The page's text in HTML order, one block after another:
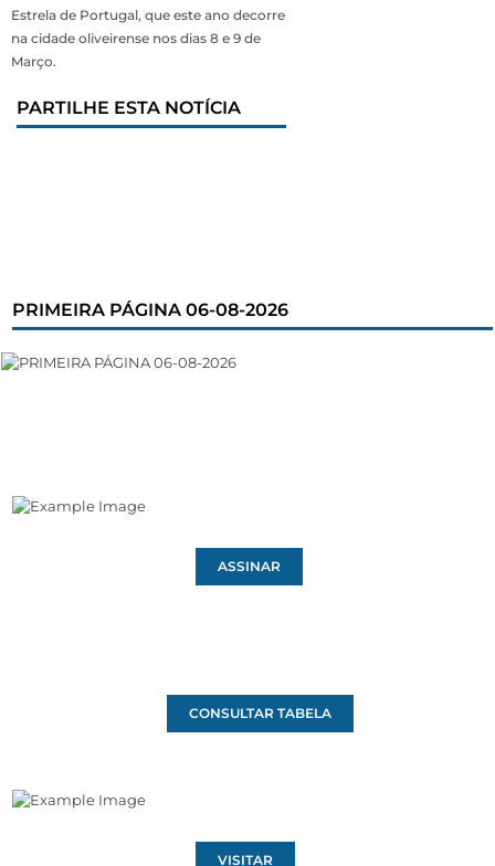
Estrela de Portugal, que este ano decorre
na cidade oliveirense nos dias 8 e 9 de
Março.
PARTILHE ESTA NOTÍCIA
PRIMEIRA PÁGINA 06-08-2026
ASSINAR
CONSULTAR TABELA
VISITAR